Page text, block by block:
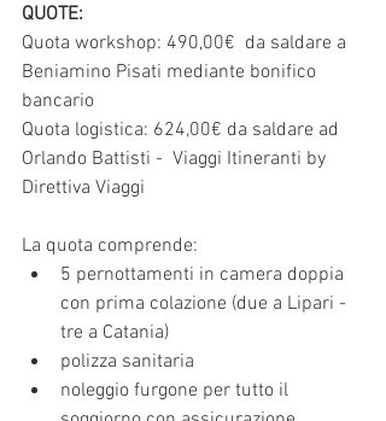
QUOTE:
Quota workshop: 490,00€  da saldare a
Beniamino Pisati mediante bonifico
bancario
Quota logistica: 624,00€ da saldare ad
Orlando Battisti -  Viaggi Itineranti by
Direttiva Viaggi
La quota comprende:
5 pernottamenti in camera doppia
con prima colazione (due a Lipari -
tre a Catania)
polizza sanitaria
noleggio furgone per tutto il